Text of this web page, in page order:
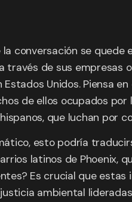
conversación se quede
través de sus empresas
Unidos. Piensa en
de ellos ocupados
que luchan por
esto podría
latinos de Phoenix,
Es crucial que estas
ambiental